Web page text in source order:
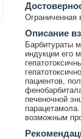
Ограниченная
Описание
Барбитураты
индукции его
пациентов,
печеночной
возможным